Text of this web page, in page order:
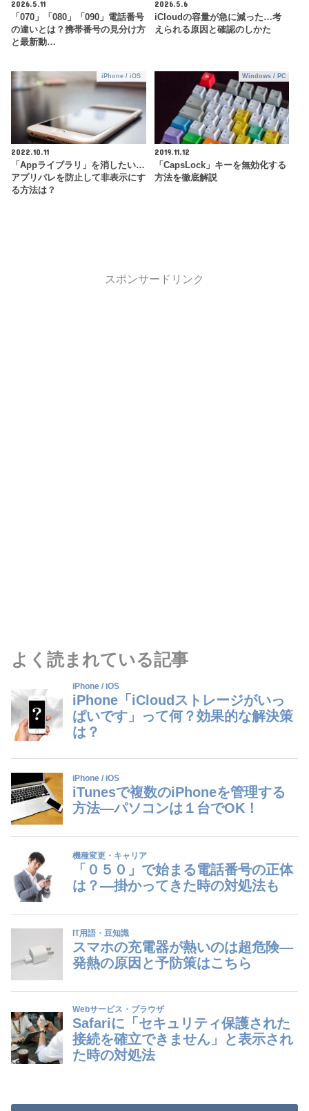
2026.5.11
「070」「080」「090」電話番号
の違いとは？携帯番号の見分け方
と最新動…
2026.5.6
iCloudの容量が急に減った…考
えられる原因と確認のしかた
iPhone / iOS
2022.10.11
「Appライブラリ」を消したい…
アプリバレを防止して非表示にす
る方法は？
Windows / PC
2019.11.12
「CapsLock」キーを無効化する
方法を徹底解説
スポンサードリンク
よく読まれている記事